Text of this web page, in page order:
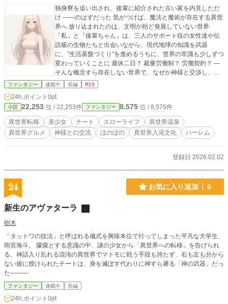
独身寮を追い出され、後輩に紹介された古い家を内見しただ
け ――のはずだった 気がつけば、魔法と魔術が存在する異世
界へ 放り込まれたのは、文明が殆ど発展していない世界
「私」と「後輩ちゃん」は、三人のサポート役の女性達や伝
説級の生物たちと出会いながら、現代地球の知識を武器
に、”生活基盤づくり”を進めるうちに、世界の常識も少しずつ
変わっていくことに 週休二日？ 裁量労働制？ 労働契約？ ―
そんな概念すら存在しない世界で、なぜか神様と交渉し、時
には詰め寄ることも これは、後輩と共に異世界で暮らし、働
界転移なのか それとも、異世界そのものを”育成する”ストー
リーなのか
ファンタジー 連載中 長編 R15
24h.ポイント 0pt
小説 22,253 位 / 22,253件 ファンタジー 8,575 位 / 8,575件
異世界転移 美少女 チート スローライフ
異世界温泉
異世界グルメ
神様との交流 ほのぼの 異世界入浴文化 ハーレム
登録日 2026.02.02
24 お気に入り追加 0
新生のアヴァターラ
樹木
「タットワの技法」と呼ばれる儀式を興味本位で行ってしまった平凡な大学生、
雨宮海斗。 朦朧とする意識の中、謎の少女から「異世界への転移」を告げられ
る。神話入り乱れる混沌の異世界でマトモに戦う手段も持たず、右も左も分から
ない彼に授けられたチートは、身を滅ぼす代わりに神すら屠る「神の武器」だっ
た———
ファンタジー 連載中 長編
24h.ポイント 0pt